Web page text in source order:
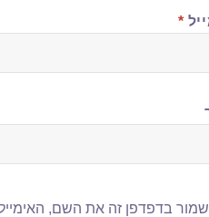
*
שמור בדפדפן זה את השם,